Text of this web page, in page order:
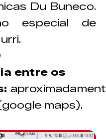
Du Buneco.
especial de
entre os
maps).